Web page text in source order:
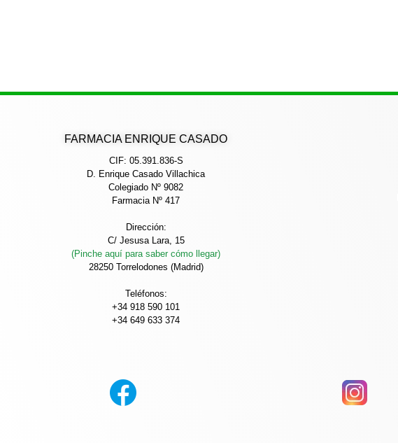
FARMACIA ENRIQUE CASADO
CIF: 05.391.836-S
D. Enrique Casado Villachica
Colegiado Nº 9082
Farmacia Nº 417
Dirección:
C/ Jesusa Lara, 15
(Pinche aquí para saber cómo llegar)
28250 Torrelodones (Madrid)
Teléfonos:
+34 918 590 101
+34 649 633 374